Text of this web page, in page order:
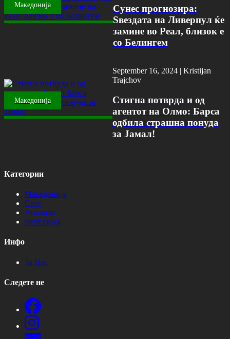
Македонија
Сунес прогнозира:
Ѕвездата на Ливерпул ќе
замине во Реал, близок е
со Белингем
Македонија
September 16, 2024 | Kristijan
Trajchov
Стигна потврда и од
агентот на Олмо: Барса
одбила страшна понуда
за Јамал!
Категории
Македонија
Свет
Анализи
Интервјуа
Инфо
За Нас
Следете не